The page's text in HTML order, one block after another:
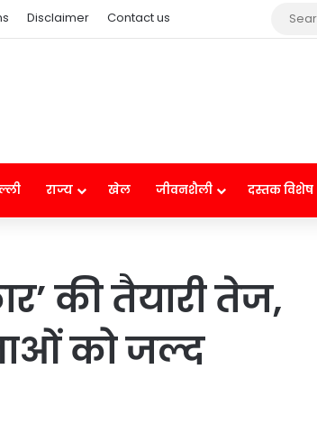
Disclaimer Contact us
राज्य खेल जीवनशैली दस्तक विशेष
की तैयारी तेज,
को जल्द